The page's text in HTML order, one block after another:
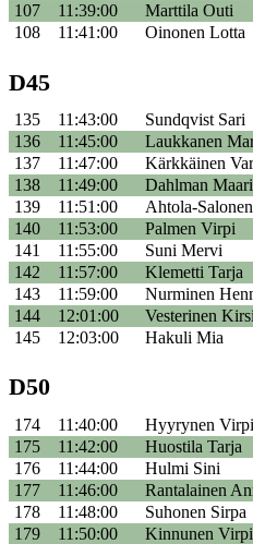
107
11:39:00 Marttila Outi
108
11:41:00 Oinonen Lotta
D45
135 11:43:00 Sundqvist Sari
136
11:45:00 Laukkanen
137
11:47:00 Kärkkäinen
138
11:49:00 Dahlman
139
11:51:00 Ahtola-
140
11:53:00 Palmen Virpi
141
11:55:00 Suni Mervi
142
11:57:00 Klemetti Tarja
143
11:59:00 Nurminen
144
12:01:00 Vesterinen Kirsi
145
12:03:00 Hakuli Mia
D50
174 11:40:00 Hyyrynen Virpi
175
11:42:00 Huostila Tarja
176
11:44:00 Hulmi Sini
177
11:46:00 Rantalainen
178
11:48:00 Suhonen Sirpa
179
11:50:00 Kinnunen Virpi